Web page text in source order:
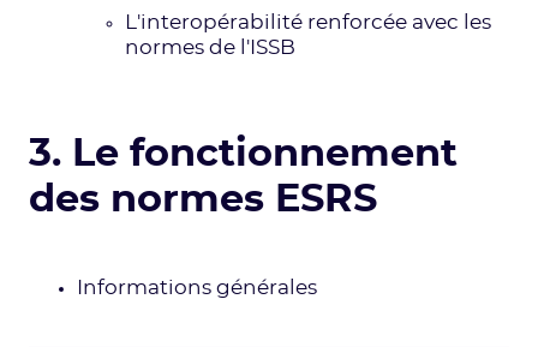
L'interopérabilité renforcée avec les
normes de l'ISSB
3. Le fonctionnement
des normes ESRS
Informations générales